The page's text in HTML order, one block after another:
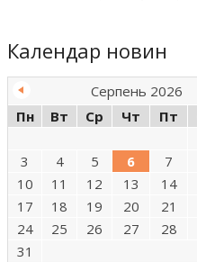
Календар новин
Серпень 2026
Пн
Вт Ср Чт Пт
3
4 5 6 7
10
11 12 13 14
17
18 19 20 21
24
25 26 27 28
31